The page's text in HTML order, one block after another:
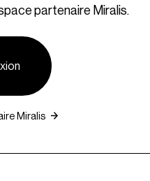
partenaire Miralis.
Miralis